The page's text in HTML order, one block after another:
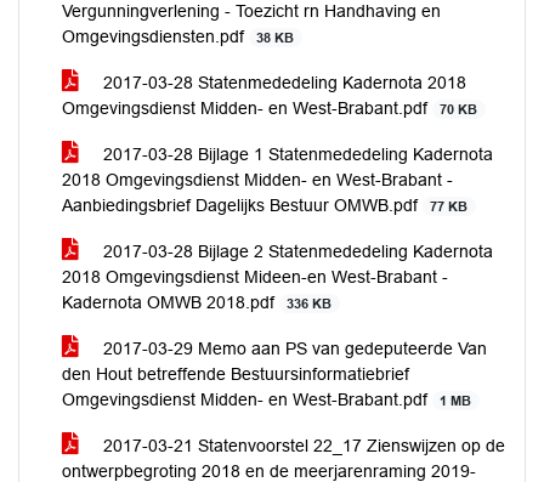
Vergunningverlening - Toezicht rn Handhaving en
Omgevingsdiensten.pdf
38 KB
2017-03-28 Statenmededeling Kadernota 2018
Omgevingsdienst Midden- en West-Brabant.pdf
70 KB
2017-03-28 Bijlage 1 Statenmededeling Kadernota
2018 Omgevingsdienst Midden- en West-Brabant -
Aanbiedingsbrief Dagelijks Bestuur OMWB.pdf
77 KB
2017-03-28 Bijlage 2 Statenmededeling Kadernota
2018 Omgevingsdienst Mideen-en West-Brabant -
Kadernota OMWB 2018.pdf
336 KB
2017-03-29 Memo aan PS van gedeputeerde Van
den Hout betreffende Bestuursinformatiebrief
Omgevingsdienst Midden- en West-Brabant.pdf
1 MB
2017-03-21 Statenvoorstel 22_17 Zienswijzen op de
ontwerpbegroting 2018 en de meerjarenraming 2019-